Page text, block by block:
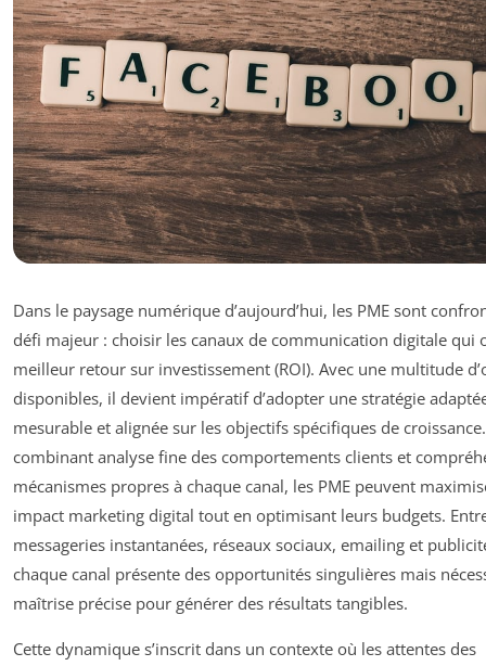
Dans le paysage numérique d’aujourd’hui, les PME sont
défi majeur : choisir les canaux de communication digitale qui
meilleur retour sur investissement (ROI). Avec une multitude
disponibles, il devient impératif d’adopter une stratégie
mesurable et alignée sur les objectifs spécifiques de
combinant analyse fine des comportements clients et
mécanismes propres à chaque canal, les PME peuvent
impact marketing digital tout en optimisant leurs budgets.
messageries instantanées, réseaux sociaux, emailing et
chaque canal présente des opportunités singulières mais
maîtrise précise pour générer des résultats tangibles.
Cette dynamique s’inscrit dans un contexte où les attentes des